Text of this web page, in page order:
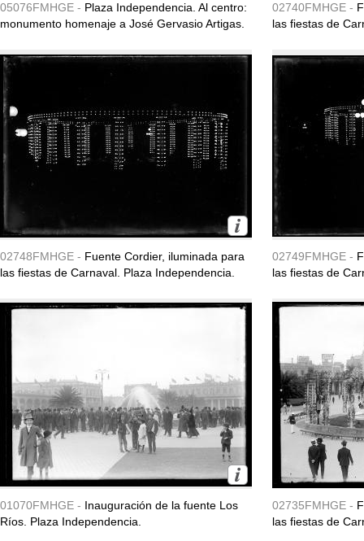
05076FMHGE - Plaza Independencia. Al centro:
monumento homenaje a José Gervasio Artigas.
02740FMHGE -
las fiestas de
02748FMHGE - Fuente Cordier, iluminada para
las fiestas de Carnaval. Plaza Independencia.
02749FMHGE -
las fiestas de
01070FMHGE - Inauguración de la fuente Los
Ríos. Plaza Independencia.
02735FMHGE -
las fiestas de